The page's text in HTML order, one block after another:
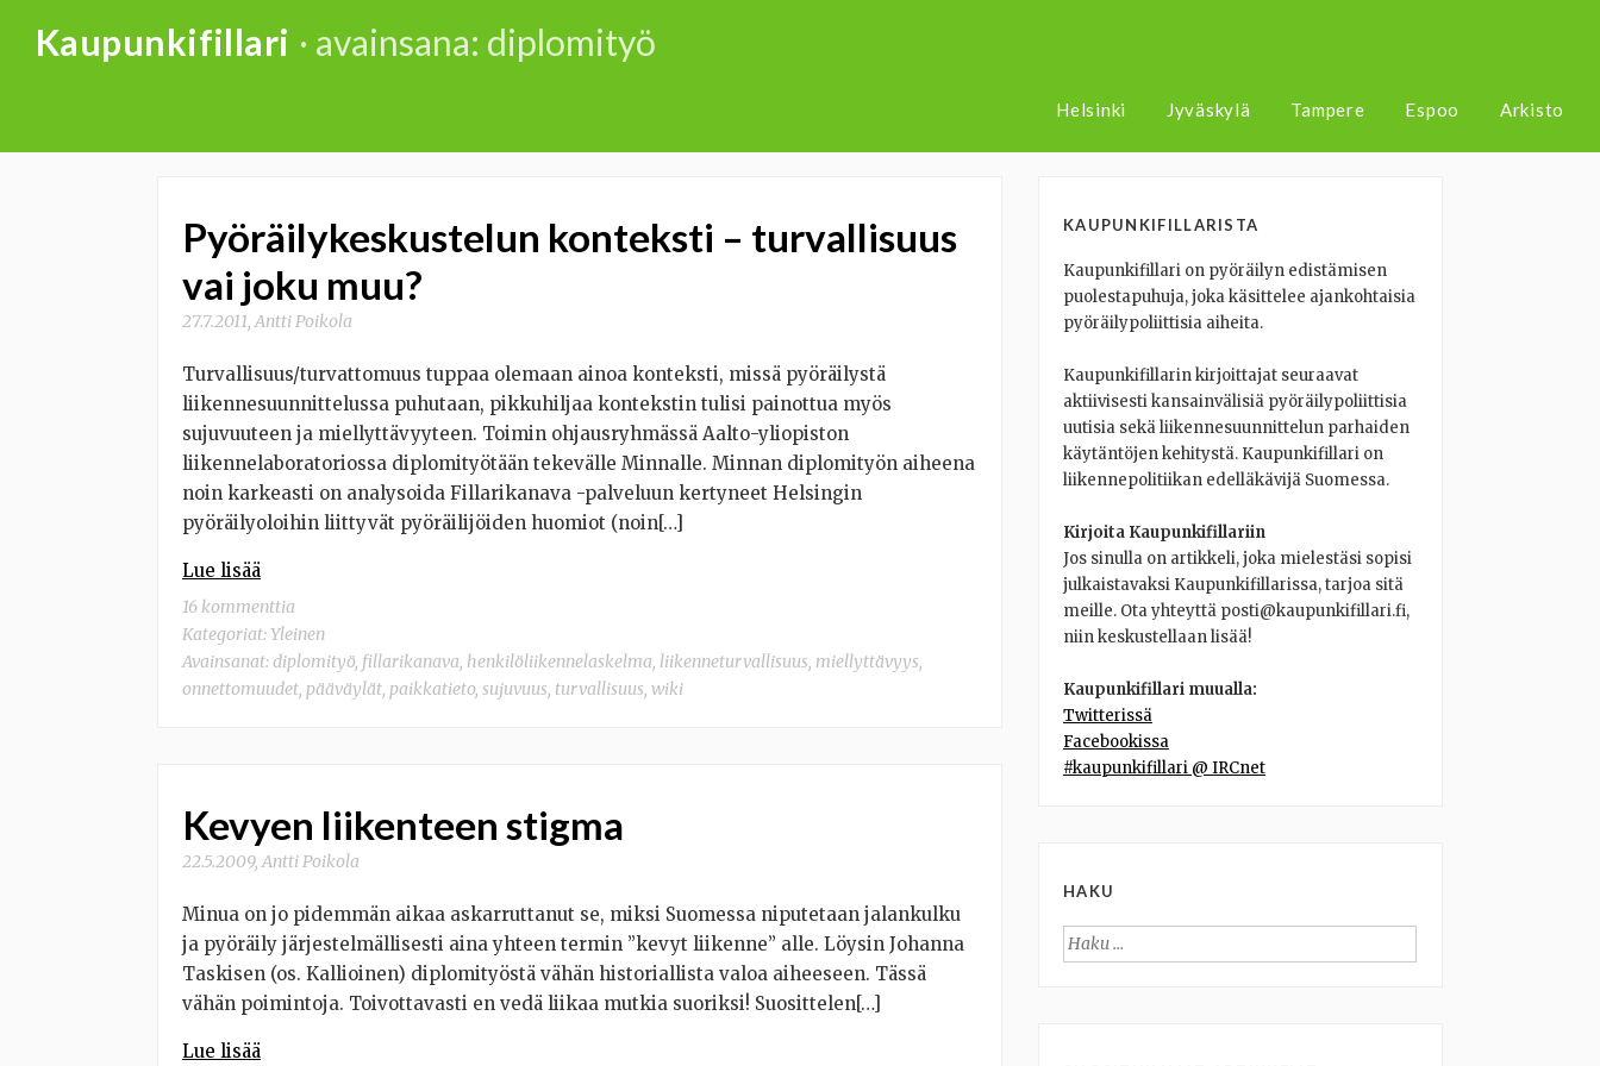
Kaupunkifillari · avainsana: diplomityö
Helsinki Jyväskylä Tampere Espoo Arkisto
Pyöräilykeskustelun konteksti – turvallisuus
vai joku muu?
27.7.2011 Antti Poikola
Turvallisuus/turvattomuus tuppaa olemaan ainoa konteksti, missä pyöräilystä
liikennesuunnittelussa puhutaan, pikkuhiljaa kontekstin tulisi painottua myös
sujuvuuteen ja miellyttävyyteen. Toimin ohjausryhmässä Aalto-yliopiston
liikennelaboratoriossa diplomityötään tekevälle Minnalle. Minnan diplomityön aiheena
noin karkeasti on analysoida Fillarikanava -palveluun kertyneet Helsingin
pyöräilyoloihin liittyvät pyöräilijöiden huomiot (noin[…]
Lue lisää
16 kommenttia
Kategoriat: Yleinen
Avainsanat:diplomityö, fillarikanava, henkilöliikennelaskelma, liikenneturvallisuus, miellyttävyys,
onnettomuudet, pääväylät, paikkatieto, sujuvuus, turvallisuus, wiki
Kevyen liikenteen stigma
22.5.2009,Antti Poikola
Minua on jo pidemmän aikaa askarruttanut se, miksi Suomessa niputetaan jalankulku
ja pyöräily järjestelmällisesti aina yhteen termin ”kevyt liikenne” alle. Löysin Johanna
Taskisen (os. Kallioinen) diplomityöstä vähän historiallista valoa aiheeseen. Tässä
vähän poimintoja. Toivottavasti en vedä liikaa mutkia suoriksi! Suosittelen[…]
Lue lisää
KAUPUNKIFILLARISTA
Kaupunkifillari on pyöräilyn edistämisen
puolestapuhuja, joka käsittelee ajankohtaisia
pyöräilypoliittisia aiheita.
Kaupunkifillarin kirjoittajat seuraavat
aktiivisesti kansainvälisiä pyöräilypoliittisia
uutisia sekä liikennesuunnittelun parhaiden
käytäntöjen kehitystä. Kaupunkifillari on
liikennepolitiikan edelläkävijä Suomessa.
Kirjoita Kaupunkifillariin
Jos sinulla on artikkeli, joka mielestäsi sopisi
julkaistavaksi Kaupunkifillarissa, tarjoa sitä
meille. Ota yhteyttä posti@kaupunkifillari.fi,
niin keskustellaan lisää!
Kaupunkifillari muualla:
Twitterissä
Facebookissa
#kaupunkifillari @ IRCnet
HAKU
Haku: